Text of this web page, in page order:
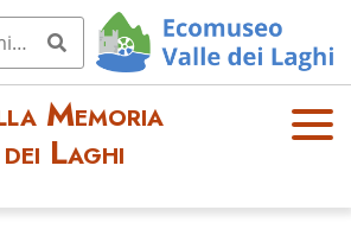
Memoria
Laghi
OPE